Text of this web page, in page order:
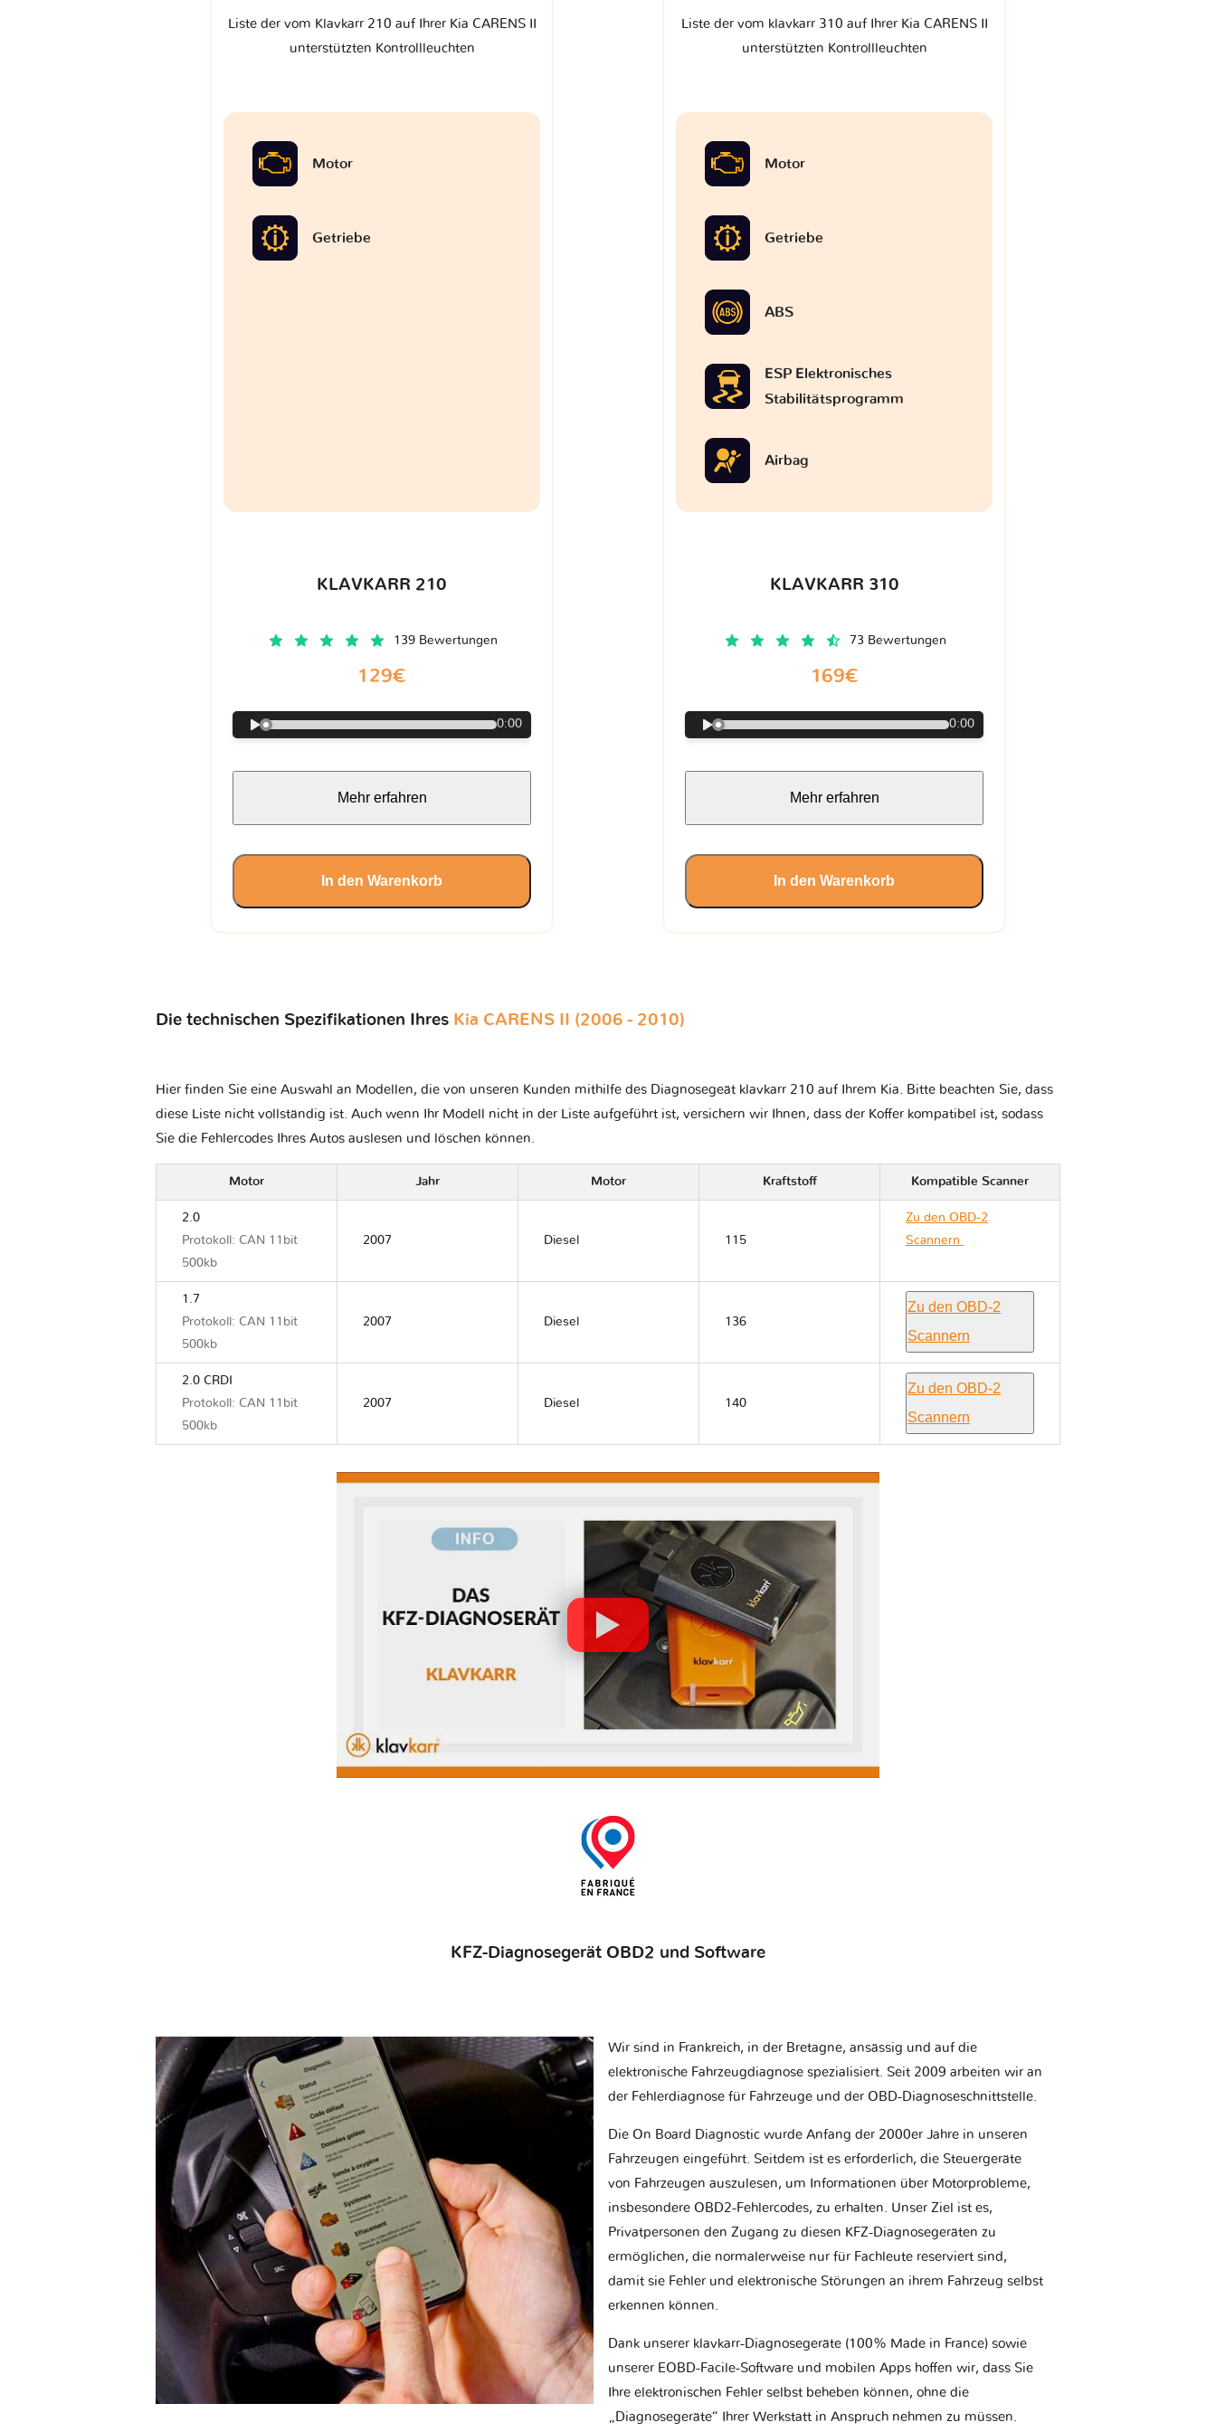
Liste der vom Klavkarr 210 auf Ihrer Kia CARENS II
unterstützten Kontrollleuchten
Motor
Getriebe
KLAVKARR 210
139 Bewertungen
129€
0:00
Mehr erfahren
In den Warenkorb
Liste der vom klavkarr 310 auf Ihrer Kia CARENS II
unterstützten Kontrollleuchten
Motor
Getriebe
ABS
ESP Elektronisches
Stabilitätsprogramm
Airbag
KLAVKARR 310
73 Bewertungen
169€
0:00
Mehr erfahren
In den Warenkorb
Die technischen Spezifikationen Ihres Kia CARENS II (2006 - 2010)
Hier finden Sie eine Auswahl an Modellen, die von unseren Kunden mithilfe des Diagnosegeät klavkarr 210 auf Ihrem Kia. Bitte beachten Sie, dass
diese Liste nicht vollständig ist. Auch wenn Ihr Modell nicht in der Liste aufgeführt ist, versichern wir Ihnen, dass der Koffer kompatibel ist, sodass
Sie die Fehlercodes Ihres Autos auslesen und löschen können.
Motor Jahr Motor Kraftstoff Kompatible Scanner
2.0
Protokoll: CAN 11bit
500kb
2007 Diesel 115
Zu den OBD-2
Scannern
1.7
Protokoll: CAN 11bit
500kb
2007 Diesel 136
Zu den OBD-2
Scannern
2.0 CRDI
Protokoll: CAN 11bit
500kb
2007 Diesel 140
Zu den OBD-2
Scannern
KFZ-Diagnosegerät OBD2 und Software
Wir sind in Frankreich, in der Bretagne, ansässig und auf die
elektronische Fahrzeugdiagnose spezialisiert. Seit 2009 arbeiten wir an
der Fehlerdiagnose für Fahrzeuge und der OBD-Diagnoseschnittstelle.
Die On Board Diagnostic wurde Anfang der 2000er Jahre in unseren
Fahrzeugen eingeführt. Seitdem ist es erforderlich, die Steuergeräte
von Fahrzeugen auszulesen, um Informationen über Motorprobleme,
insbesondere OBD2-Fehlercodes, zu erhalten. Unser Ziel ist es,
Privatpersonen den Zugang zu diesen KFZ-Diagnosegeräten zu
ermöglichen, die normalerweise nur für Fachleute reserviert sind,
damit sie Fehler und elektronische Störungen an ihrem Fahrzeug selbst
erkennen können.
Dank unserer klavkarr-Diagnosegeräte (100% Made in France) sowie
unserer EOBD-Facile-Software und mobilen Apps hoffen wir, dass Sie
Ihre elektronischen Fehler selbst beheben können, ohne die
„Diagnosegeräte“ Ihrer Werkstatt in Anspruch nehmen zu müssen.